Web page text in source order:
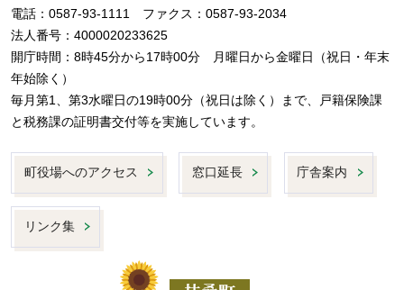
電話：0587-93-1111 ファクス：0587-93-2034
法人番号：4000020233625
開庁時間：8時45分から17時00分 月曜日から金曜日（祝日・年末
年始除く）
毎月第1、第3水曜日の19時00分（祝日は除く）まで、戸籍保険課
と税務課の証明書交付等を実施しています。
町役場へのアクセス 窓口延長 庁舎案内
リンク集